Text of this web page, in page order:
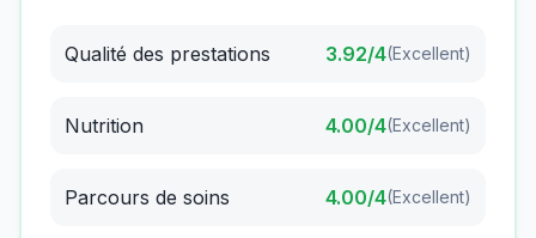
Qualité des prestations 3.92/4(Excellent)
Nutrition 4.00/4(Excellent)
Parcours de soins 4.00/4(Excellent)